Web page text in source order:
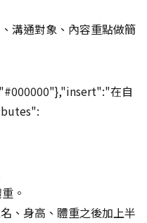
溝通對象、內容重點做簡
在自
。
、身高、體重之後加上半